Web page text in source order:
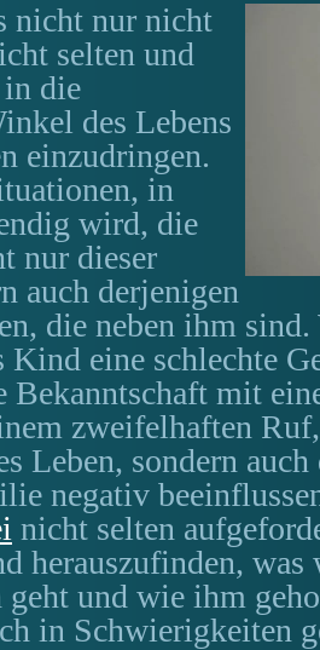
nicht nur nicht
selten und
die
des Lebens
einzudringen.
in
wird, die
nur dieser
auch derjenigen
die neben ihm sind.
Kind eine schlechte
Bekanntschaft mit
zweifelhaften
Leben, sondern auch
negativ
nicht selten
herauszufinden,
geht und wie ihm
in Schwierigkeiten